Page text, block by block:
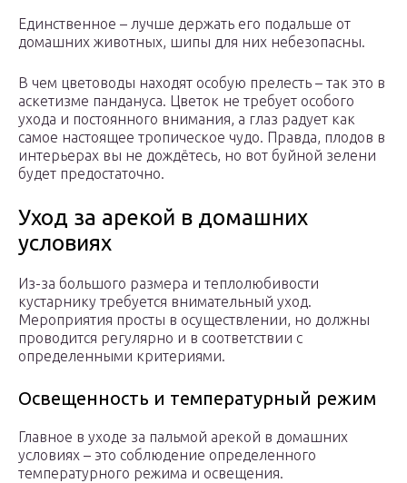
Единственное – лучше держать его подальше от
домашних животных, шипы для них небезопасны.
В чем цветоводы находят особую прелесть – так это в
аскетизме пандануса. Цветок не требует особого
ухода и постоянного внимания, а глаз радует как
самое настоящее тропическое чудо. Правда, плодов в
интерьерах вы не дождётесь, но вот буйной зелени
будет предостаточно.
Уход за арекой в домашних
условиях
Из-за большого размера и теплолюбивости
кустарнику требуется внимательный уход.
Мероприятия просты в осуществлении, но должны
проводится регулярно и в соответствии с
определенными критериями.
Освещенность и температурный режим
Главное в уходе за пальмой арекой в домашних
условиях – это соблюдение определенного
температурного режима и освещения.